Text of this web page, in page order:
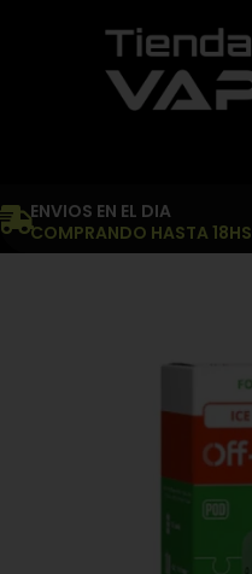
ENVIOS EN EL DIA
COMPRANDO HASTA 18HS